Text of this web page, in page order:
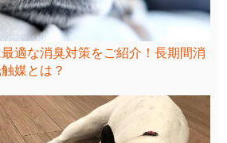
適な消臭対策をご紹介！長期間消
媒とは？